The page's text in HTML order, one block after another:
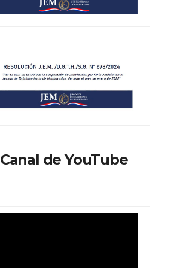
Canal de YouTube